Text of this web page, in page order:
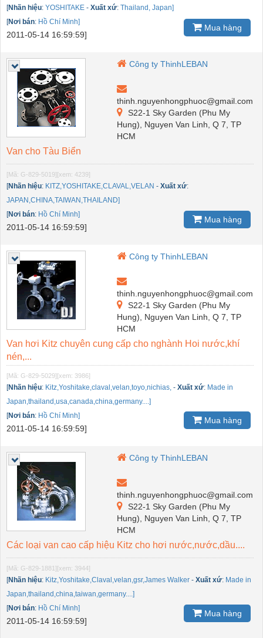
[Nhãn hiệu: YOSHITAKE - Xuất xứ: Thailand, Japan]
[Nơi bán: Hồ Chí Minh]
2011-05-14 16:59:59]
Mua hàng
Công ty ThinhLEBAN
thinh.nguyenhongphuoc@gmail.com
S22-1 Sky Garden (Phu My
Hung), Nguyen Van Linh, Q 7, TP
HCM
Van cho Tàu Biển
[Mã: G-829-5019][xem: 4239]
[Nhãn hiệu: KITZ,YOSHITAKE,CLAVAL,VELAN - Xuất xứ:
JAPAN,CHINA,TAIWAN,THAILAND]
[Nơi bán: Hồ Chí Minh]
2011-05-14 16:59:59]
Mua hàng
Công ty ThinhLEBAN
thinh.nguyenhongphuoc@gmail.com
S22-1 Sky Garden (Phu My
Hung), Nguyen Van Linh, Q 7, TP
HCM
Van hơi Kitz chuyên cung cấp cho nghành Hoi nước,khí
nén,...
[Mã: G-829-5029][xem: 3986]
[Nhãn hiệu: Kitz,Yoshitake,claval,velan,toyo,nichias, - Xuất xứ: Made in
Japan,thailand,usa,canada,china,germany....]
[Nơi bán: Hồ Chí Minh]
2011-05-14 16:59:59]
Mua hàng
Công ty ThinhLEBAN
thinh.nguyenhongphuoc@gmail.com
S22-1 Sky Garden (Phu My
Hung), Nguyen Van Linh, Q 7, TP
HCM
Các loại van cao cấp hiệu Kitz cho hơi nước,nước,dầu....
[Mã: G-829-1881][xem: 3944]
[Nhãn hiệu: Kitz,Yoshitake,Claval,velan,gsr,James Walker - Xuất xứ: Made in
Japan,thailand,china,taiwan,germany....]
[Nơi bán: Hồ Chí Minh]
2011-05-14 16:59:59]
Mua hàng